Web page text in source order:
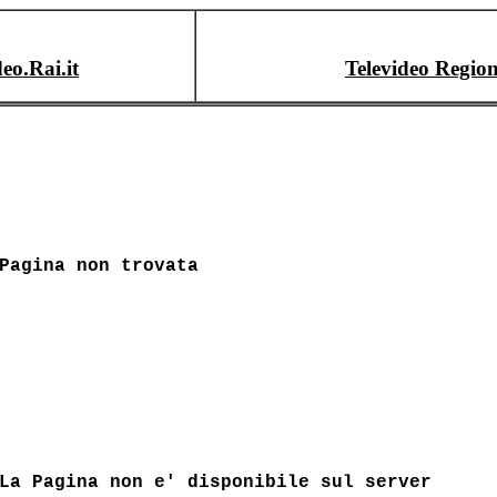
Televideo
Pagina non trovata
La Pagina non e' disponibile sul server